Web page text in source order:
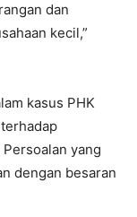
dan
kecil,”
kasus PHK
yang
dengan besaran